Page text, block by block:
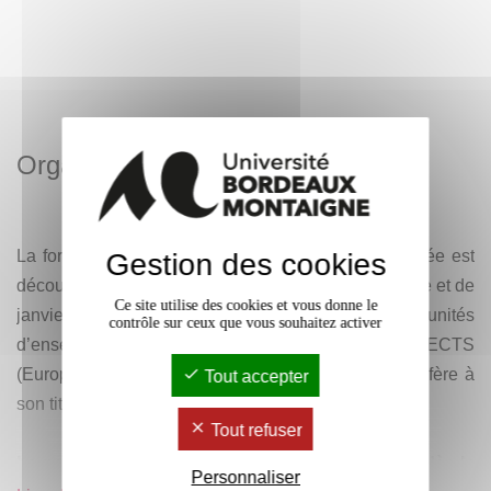
Organisation
La formation se déroule sur 3 années. Chaque année est
découpée en 2 semestres (de septembre à décembre et de
janvier à avril), composés de plusieurs unités
d’enseignements (UE) chacune porteuse de crédits ECTS
(European Credits Transfer System). La licence confère à
son titulaire 180 crédits ECTS.
Gestion des cookies
Ce site utilise des cookies et vous donne le
contrôle sur ceux que vous souhaitez activer
Tout accepter
Tout refuser
Personnaliser